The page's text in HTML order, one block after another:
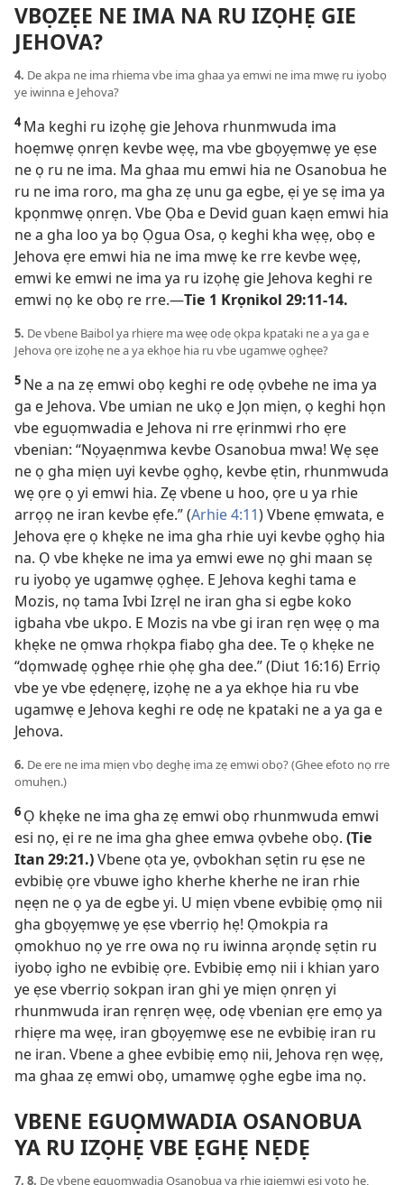
VBỌZẸE NE IMA NA RU IZỌHẸ GIE
JEHOVA?
4. De akpa ne ima rhiema vbe ima ghaa ya emwi ne ima mwẹ ru iyobọ
ye iwinna e Jehova?
4Ma keghi ru izọhẹ gie Jehova rhunmwuda ima
hoẹmwẹ ọnrẹn kevbe wẹẹ, ma vbe gbọyẹmwẹ ye ẹse
ne ọ ru ne ima. Ma ghaa mu emwi hia ne Osanobua he
ru ne ima roro, ma gha zẹ unu ga egbe, ẹi ye sẹ ima ya
kpọnmwẹ ọnrẹn. Vbe Ọba e Devid guan kaẹn emwi hia
ne a gha loo ya bọ Ọgua Osa, ọ keghi kha wẹẹ, obọ e
Jehova ẹre emwi hia ne ima mwẹ ke rre kevbe wẹẹ,
emwi ke emwi ne ima ya ru izọhẹ gie Jehova keghi re
emwi nọ ke obọ re rre.—Tie 1 Krọnikol 29:11-14.
5. De vbene Baibol ya rhiẹre ma wẹẹ odẹ ọkpa kpataki ne a ya ga e
Jehova ọre izọhẹ ne a ya ekhọe hia ru vbe ugamwẹ ọghẹe?
5 Ne a na zẹ emwi obọ keghi re odẹ ọvbehe ne ima ya
ga e Jehova. Vbe umian ne ukọ e Jọn miẹn, ọ keghi họn
vbe eguọmwadia e Jehova ni rre ẹrinmwi rho ẹre
vbenian: “Nọyaẹnmwa kevbe Osanobua mwa! Wẹ sẹe
ne ọ gha miẹn uyi kevbe ọghọ, kevbe ẹtin, rhunmwuda
wẹ ọre ọ yi emwi hia. Zẹ vbene u hoo, ọre u ya rhie
arrọọ ne iran kevbe ẹfe.” (Arhie 4:11) Vbene ẹmwata, e
Jehova ẹre ọ khẹke ne ima gha rhie uyi kevbe ọghọ hia
na. Ọ vbe khẹke ne ima ya emwi ewe nọ ghi maan sẹ
ru iyobọ ye ugamwẹ ọghẹe. E Jehova keghi tama e
Mozis, nọ tama Ivbi Izrẹl ne iran gha si egbe koko
igbaha vbe ukpo. E Mozis na vbe gi iran rẹn wẹẹ ọ ma
khẹke ne ọmwa rhọkpa fiabọ gha dee. Te ọ khẹke ne
“dọmwadẹ ọghẹe rhie ọhẹ gha dee.” (Diut 16:16) Erriọ
vbe ye vbe ẹdẹnẹrẹ, izọhẹ ne a ya ekhọe hia ru vbe
ugamwẹ e Jehova keghi re odẹ ne kpataki ne a ya ga e
Jehova.
6. De ere ne ima miẹn vbọ deghẹ ima zẹ emwi obọ? (Ghee efoto nọ rre
omuhẹn.)
6 Ọ khẹke ne ima gha zẹ emwi obọ rhunmwuda emwi
esi nọ, ẹi re ne ima gha ghee emwa ọvbehe obọ. (Tie
Itan 29:21.)Vbene ọta ye, ọvbokhan sẹtin ru ẹse ne
evbibiẹ ọre vbuwe igho kherhe kherhe ne iran rhie
nẹẹn ne ọ ya de egbe yi. U miẹn vbene evbibiẹ ọmọ nii
gha gbọyẹmwẹ ye ẹse vberriọ hẹ! Ọmokpia ra
ọmokhuo nọ ye rre owa nọ ru iwinna arọndẹ sẹtin ru
iyobọ igho ne evbibiẹ ọre. Evbibiẹ emọ nii i khian yaro
ye ẹse vberriọ sokpan iran ghi ye miẹn ọnrẹn yi
rhunmwuda iran rẹnrẹn wẹẹ, odẹ vbenian ẹre emọ ya
rhiẹre ma wẹẹ, iran gbọyẹmwẹ ese ne evbibiẹ iran ru
ne iran. Vbene a ghee evbibiẹ emọ nii, Jehova rẹn wẹẹ,
ma ghaa zẹ emwi obọ, umamwẹ ọghe egbe ima nọ.
VBENE EGUỌMWADIA OSANOBUA
YA RU IZỌHẸ VBE ẸGHẸ NẸDẸ
7, 8. De vbene eguọmwadia Osanobua ya rhie igiemwi esi yotọ hẹ,